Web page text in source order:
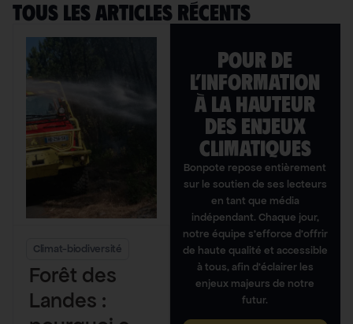
TOUS LES ARTICLES Récents
Climat-biodiversité
Forêt des
Landes :
POUR DE
L’INFORMATION
À LA HAUTEUR
DES ENJEUX
CLIMATIQUES
Bonpote repose entièrement
sur le soutien de ses lecteurs
en tant que média
indépendant. Chaque jour,
notre équipe s’efforce d’offrir
de haute qualité et accessible
à tous, afin d’éclairer les
enjeux majeurs de notre
futur.